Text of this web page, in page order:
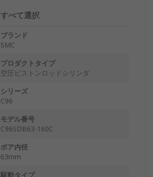
すべて選択
ブランド
SMC
プロダクトタイプ
空圧ピストンロッドシリンダ
シリーズ
C96
モデル番号
C96SDB63-160C
ボア内径
63mm
駆動タイプ